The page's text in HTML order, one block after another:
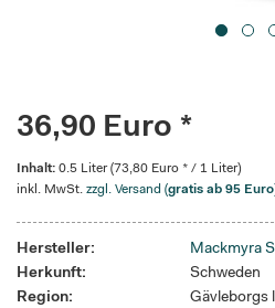
36,90 Euro *
Inhalt: 0.5 Liter (73,80 Euro * / 1 Liter)
inkl. MwSt. zzgl. Versand (gratis ab 95 Euro
Hersteller:
Mackmyra
Herkunft:
Schweden
Region:
Gävleborgs